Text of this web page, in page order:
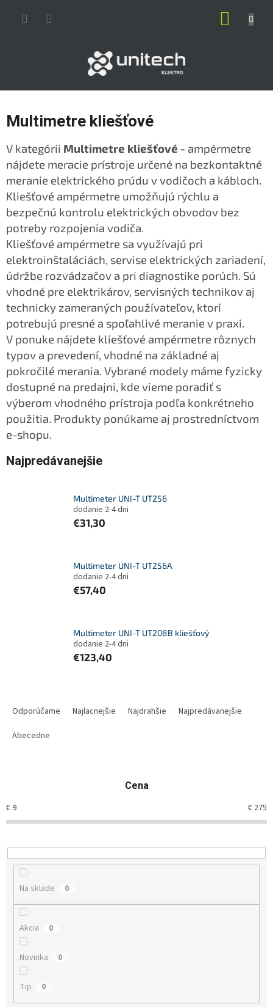
Multimetre kliešťové
V kategórii Multimetre kliešťové - ampérmetre
nájdete meracie prístroje určené na bezkontaktné
meranie elektrického prúdu v vodičoch a kábloch.
Kliešťové ampérmetre umožňujú rýchlu a
bezpečnú kontrolu elektrických obvodov bez
potreby rozpojenia vodiča.
Kliešťové ampérmetre sa využívajú pri
elektroinštaláciách, servise elektrických zariadení,
údržbe rozvádzačov a pri diagnostike porúch. Sú
vhodné pre elektrikárov, servisných technikov aj
technicky zameraných používateľov, ktorí
potrebujú presné a spoľahlivé meranie v praxi.
V ponuke nájdete kliešťové ampérmetre rôznych
typov a prevedení, vhodné na základné aj
pokročilé merania. Vybrané modely máme fyzicky
dostupné na predajni, kde vieme poradiť s
výberom vhodného prístroja podľa konkrétneho
použitia. Produkty ponúkame aj prostredníctvom
e-shopu.
Najpredávanejšie
Multimeter UNI-T UT256
dodanie 2-4 dni
€31,30
Multimeter UNI-T UT256A
dodanie 2-4 dni
€57,40
Multimeter UNI-T UT208B kliešťový
dodanie 2-4 dni
€123,40
r
o
u
k
Odporúčame Najlacnejšie Najdrahšie
Najpredávanejšie
Abecedne
Cena
€9 € 275
Na sklade 0
Akcia 0
Novinka 0
Tip 0